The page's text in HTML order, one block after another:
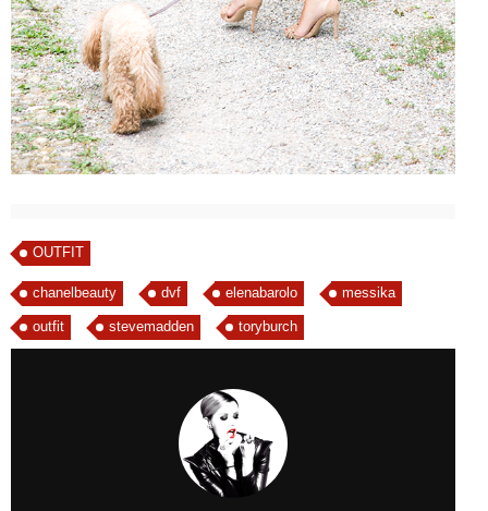
OUTFIT
chanelbeauty dvf elenabarolo messika
outfit stevemadden toryburch